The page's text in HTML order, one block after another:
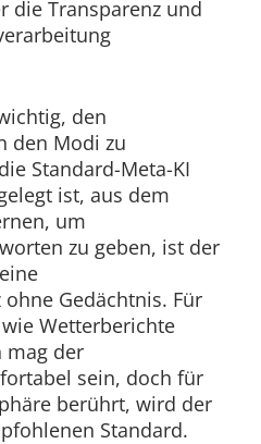
die Transparenz und
den
den Modi zu
Standard-Meta-KI
ist, aus dem
um
zu geben, ist der
Gedächtnis. Für
Wetterberichte
mag der
sein, doch für
berührt, wird der
Standard.